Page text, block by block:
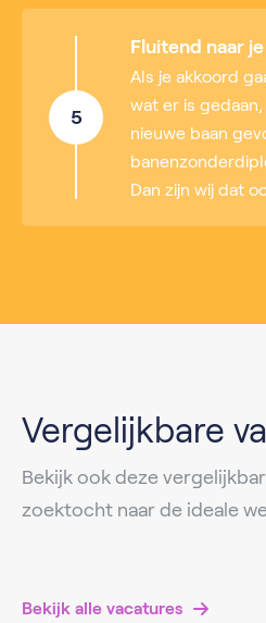
5
Fluitend naar
Als je akkoord
wat er is
nieuwe baan
Dan zijn wij dat
Vergelijkbare
Bekijk ook deze
zoektocht naar de ideale
Bekijk alle vacatures